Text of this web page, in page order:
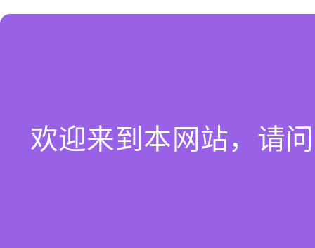
欢迎来到本网站，请